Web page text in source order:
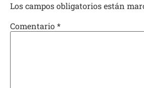
Los campos obligatorios están
Comentario*